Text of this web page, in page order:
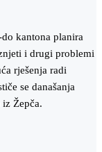
kantona planira
i drugi problemi
rješenja radi
se današanja
Žepča.